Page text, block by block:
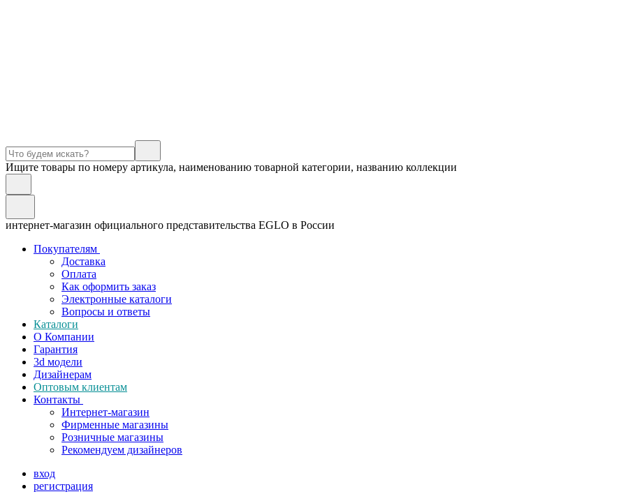
Ищите товары по номеру артикула, наименованию товарной категории, названию коллекции
интернет-магазин официального представительства EGLO в России
Покупателям
Доставка
Оплата
Как оформить заказ
Электронные каталоги
Вопросы и ответы
Каталоги
О Компании
Гарантия
3d модели
Дизайнерам
Оптовым клиентам
Контакты
Интернет-магазин
Фирменные магазины
Розничные магазины
Рекомендуем дизайнеров
вход
регистрация